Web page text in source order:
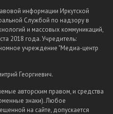
информации Иркутской
Службой по надзору в
и массовых коммуникаций,
2018 года. Учредитель:
учреждение "Медиа-центр
Георгиевич.
авторским правом, и средства
знаки). Любое
на сайте, допускается